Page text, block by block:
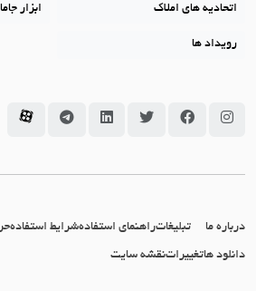
اتحادیه های املاک ابزار جاما
رویداد ها
سامانه جاما در اینستاگرام
سامانه جاما در فیسبوک
سامانه جاما در توئیتر
سامانه جاما در
سامانه
درباره ما تبلیغاتراهنمای استفادهشرایط استفاده
دانلود هاتغییراتنقشه سایت